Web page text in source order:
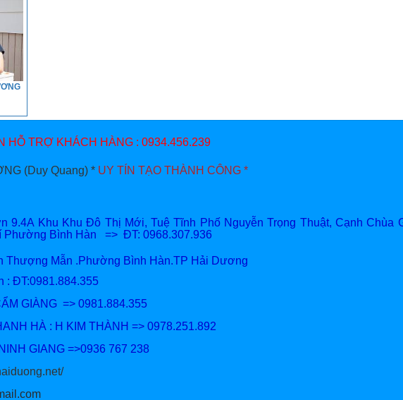
HỖ TRỢ KHÁCH HÀNG : 0934.456.239
(Duy Quang) * UY TÍN TẠO THÀNH CÔNG *
9.4A Khu Khu Đô Thị Mới, Tuệ Tĩnh Phố Nguyễn Trọng Thuật, Cạnh Chùa
Phường Bình Hàn => ĐT: 0968.307.936
Thượng Mẫn .Phường Bình Hàn.TP Hải Dương
: ĐT:0981.884.355
GIÀNG => 0981.884.355
HÀ : H KIM THÀNH => 0978.251.892
GIANG =>0936 767 238